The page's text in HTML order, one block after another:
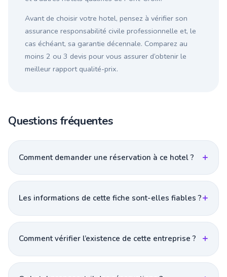
Avant de choisir votre hotel, pensez à vérifier son
assurance responsabilité civile professionnelle et, le
cas échéant, sa garantie décennale. Comparez au
moins 2 ou 3 devis pour vous assurer d’obtenir le
meilleur rapport qualité-prix.
Questions fréquentes
Comment demander une réservation à ce hotel ?
Les informations de cette fiche sont-elles fiables ?
Comment vérifier l’existence de cette entreprise ?